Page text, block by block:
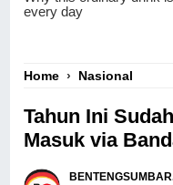
Home › Nasional
Tahun Ini
Masuk via